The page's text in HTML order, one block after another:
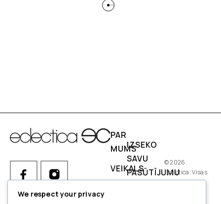
PAR
MUMS
VEIKALS
IZSEKO
SAVU
PASŪTĪJUMU
© 2026.
Eclectica. Visas
tiesības
We respect your privacy